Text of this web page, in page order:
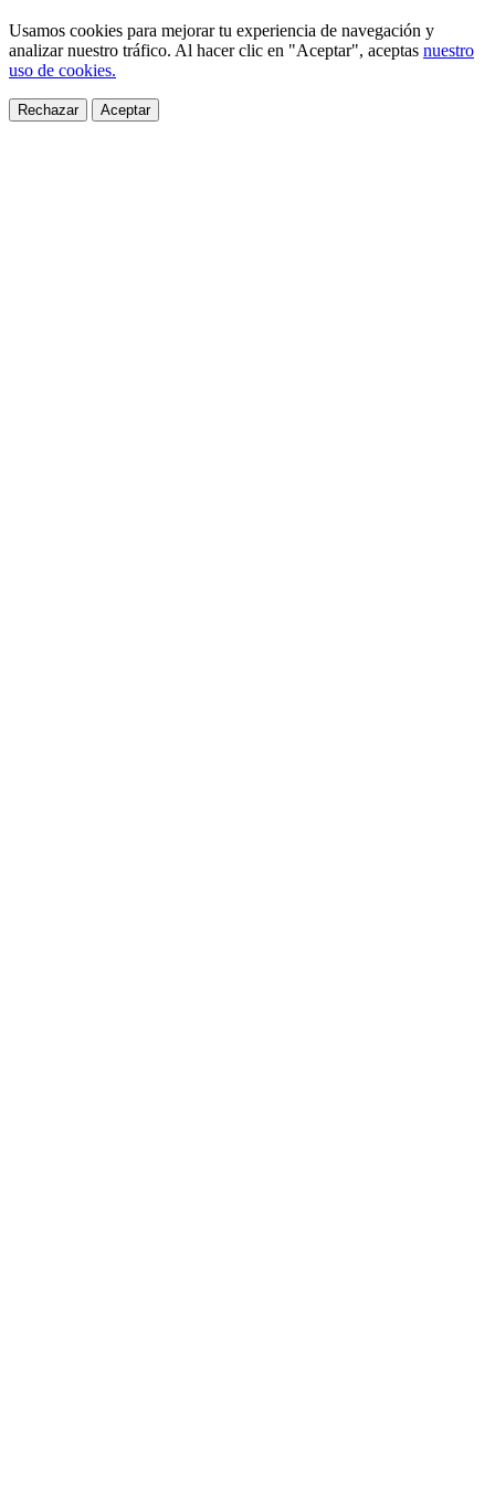
Usamos cookies para mejorar tu experiencia de navegación y
analizar nuestro tráfico. Al hacer clic en "Aceptar", aceptas nuestro
uso de cookies.
Rechazar Aceptar